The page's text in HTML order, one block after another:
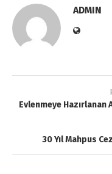
ADMIN
Evlenmeye Hazırlanan
30 Yıl Mahpus